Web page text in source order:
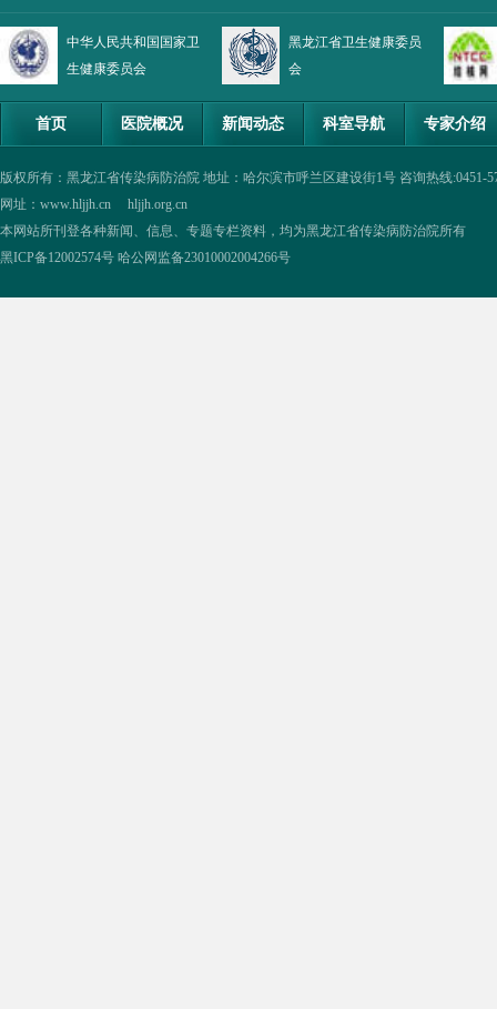
中华人民共和国国家卫
生健康委员会
黑龙江省卫生健康委员
会
首页 医院概况 新闻动态 科室导航 专家介绍
版权所有：黑龙江省传染病防治院 地址：哈尔滨市呼兰区建设街1号 咨询热线:0451-
网址：www.hljjh.cn hljjh.org.cn
本网站所刊登各种新闻、信息、专题专栏资料，均为黑龙江省传染病防治院所有
黑ICP备12002574号 哈公网监备23010002004266号